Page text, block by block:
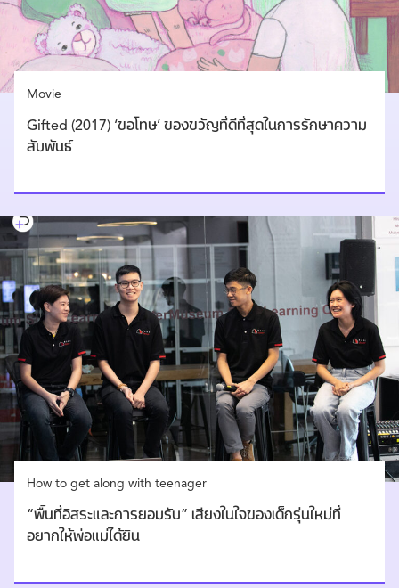
Movie
Gifted (2017) ‘ขอโทษ’ ของขวัญที่ดีที่สุดในการรักษาความ
สัมพันธ์
How to get along with teenager
“พื้นที่อิสระและการยอมรับ” เสียงในใจของเด็กรุ่นใหม่ที่
อยากให้พ่อแม่ได้ยิน